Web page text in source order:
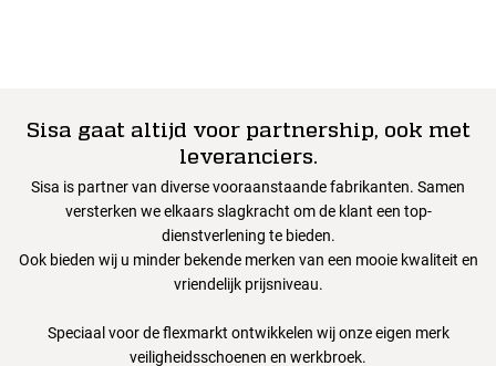
Sisa gaat altijd voor partnership, ook met
leveranciers.
Sisa is partner van diverse vooraanstaande fabrikanten. Samen
versterken we elkaars slagkracht om de klant een top-
dienstverlening te bieden.
Ook bieden wij u minder bekende merken van een mooie kwaliteit en
vriendelijk prijsniveau.
Speciaal voor de flexmarkt ontwikkelen wij onze eigen merk
veiligheidsschoenen en werkbroek.